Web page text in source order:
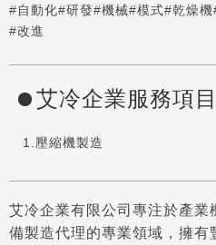
#自動化#研發#機械#模式#乾燥機
#改進
艾冷企業服務項目
壓縮機製造
艾冷企業有限公司專注於產業
備製造代理的專業領域，擁有